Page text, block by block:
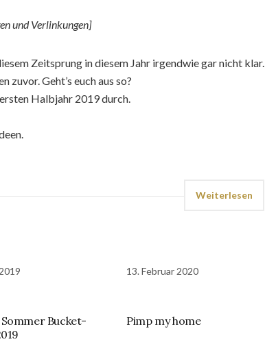
und Verlinkungen]
Zeitsprung in diesem Jahr irgendwie gar nicht klar.
zuvor. Geht’s euch aus so?
Halbjahr 2019 durch.
Weiterlesen
Bucket-
13. Februar 2020
Pimp my home